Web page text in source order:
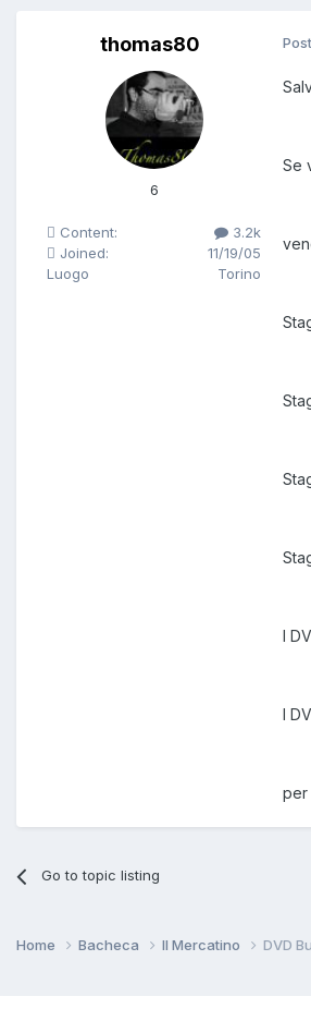
thomas80
6
Content:
3.2k
Joined:
11/19/05
Luogo
Torino
Se
I
I
per
Go to topic listing
Home Bacheca Il Mercatino DVD